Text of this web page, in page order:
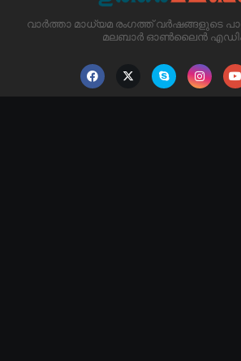
വാർത്താ മാധ്യമ രംഗത്ത് വർഷങ്ങളുടെ
മലബാർ ഓൺലൈൻ